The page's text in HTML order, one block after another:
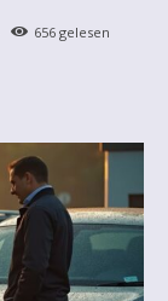
656gelesen